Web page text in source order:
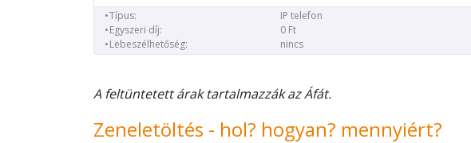
Típus:
IP telefon
Egyszeri díj:
0 Ft
Lebeszélhetőség:
nincs
A feltüntetett árak tartalmazzák az Áfát.
Zeneletöltés - hol? hogyan? mennyiért?